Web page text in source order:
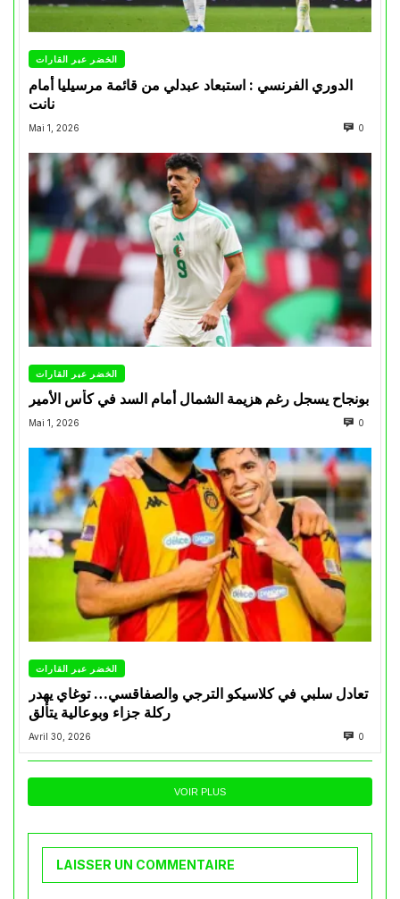
الخضر عبر القارات
الدوري الفرنسي : استبعاد عبدلي من قائمة مرسيليا أمام
نانت
Mai 1, 2026 0
الخضر عبر القارات
بونجاح يسجل رغم هزيمة الشمال أمام السد في كأس الأمير
Mai 1, 2026 0
الخضر عبر القارات
تعادل سلبي في كلاسيكو الترجي والصفاقسي… توغاي يهدر
ركلة جزاء وبوعالية يتألق
Avril 30, 2026 0
VOIR PLUS
LAISSER UN COMMENTAIRE